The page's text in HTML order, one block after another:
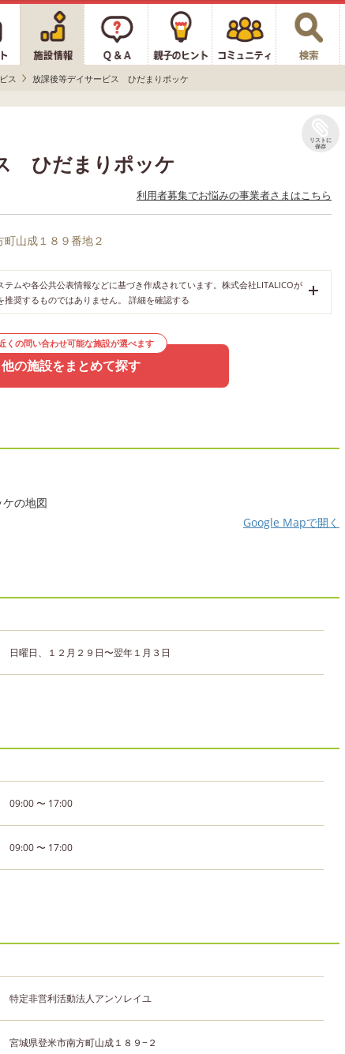
ス 放課後等デイサービス ひだまりポッケ
ひだまりポッケ
リストに
保存
利用者募集でお悩みの事業者さまはこちら
山成１８９番地２
ムや各公共公表情報などに基づき作成されています。株式会社LITALICOが
奨するものではありません。 詳細を確認する
くの問い合わせ可能な施設が選べます
他の施設をまとめて探す
Google Mapで開く
日曜日、１２月２９日〜翌年１月３日
09:00 〜 17:00
09:00 〜 17:00
特定非営利活動法人アンソレイユ
宮城県登米市南方町山成１８９−２